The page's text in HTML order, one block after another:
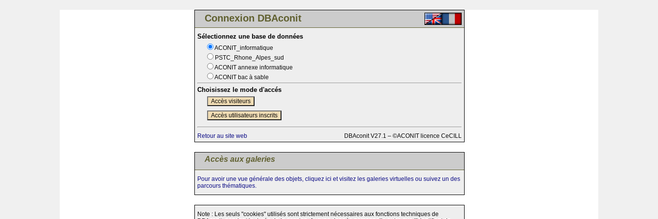
Connexion DBAconit
Sélectionnez une base de données
ACONIT_informatique
PSTC_Rhone_Alpes_sud
ACONIT annexe informatique
ACONIT bac à sable
Choisissez le mode d'accés
Accès visiteurs
Accès utilisateurs inscrits
Retour au site web DBAconit V27.1 – ©ACONIT licence CeCILL
Accès aux galeries
Pour avoir une vue générale des objets, cliquez ici et visitez les galeries virtuelles ou suivez un des
parcours thématiques.
Note : Les seuls "cookies" utilisés sont strictement nécessaires aux fonctions techniques de